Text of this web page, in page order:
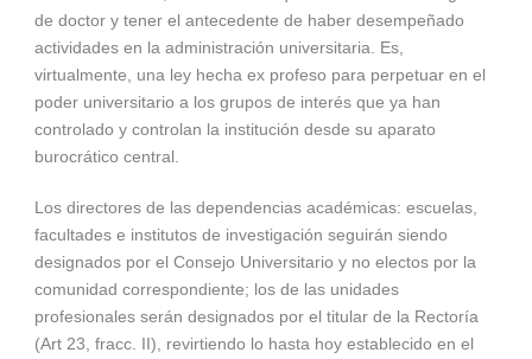
de doctor y tener el antecedente de haber desempeñado
actividades en la administración universitaria. Es,
virtualmente, una ley hecha ex profeso para perpetuar en el
poder universitario a los grupos de interés que ya han
controlado y controlan la institución desde su aparato
burocrático central.
Los directores de las dependencias académicas: escuelas,
facultades e institutos de investigación seguirán siendo
designados por el Consejo Universitario y no electos por la
comunidad correspondiente; los de las unidades
profesionales serán designados por el titular de la Rectoría
(Art 23, fracc. II), revirtiendo lo hasta hoy establecido en el